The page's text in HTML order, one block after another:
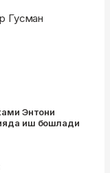
Гусман
Энтони
Туркияда иш бошлади